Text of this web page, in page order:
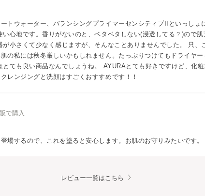
トウォーター、バランシングプライマーセンシティブIIといっしょ
心地です。香りがないのと、ベタベタしない(浸透してる？)ので肌
が小さくて少なく感じますが、そんなことありませんでした。 只、
の私には秋冬厳しいかもしれません。たっぷりつけてもドライヤ
とても良い商品なんでしょうね。 AYURAとても好きですけど、化
レンジングと洗顔はすごくおすすめです！！
で購入
場するので、これを塗ると安心します。お肌のお守りみたいです。
レビュー一覧はこちら